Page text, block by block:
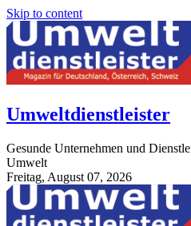
Skip to content
Umweltdienstleister
Gesunde Unternehmen und
Umwelt
Freitag, August 07, 2026
StuttgartApotheke.com